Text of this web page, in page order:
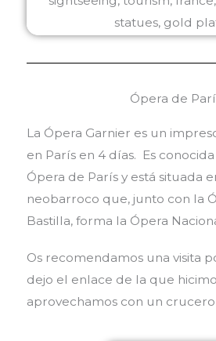
Ópera de
La Ópera Garnier es un
en París en 4 días. Es
Ópera de París y está situada
neobarroco que, junto con la
Bastilla, forma la Ópera
Os recomendamos una visita
dejo el enlace de la que
aprovechamos con un